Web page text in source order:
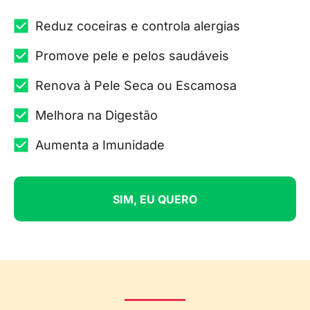
Reduz coceiras e controla alergias
Promove pele e pelos saudáveis
Renova à Pele Seca ou Escamosa
Melhora na Digestão
Aumenta a Imunidade
SIM, EU QUERO